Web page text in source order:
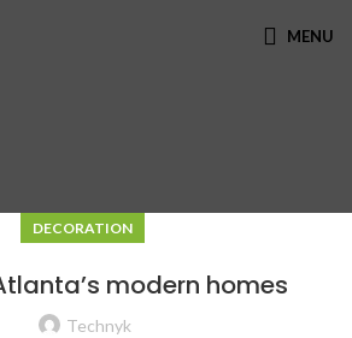
MENU
DECORATION
modern homes
Technyk